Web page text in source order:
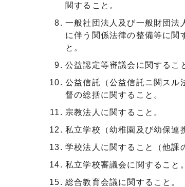
関すること。
一般社団法人及び一般財団法
に伴う関係法律の整備等に関
と。
公益認定等審議会に関するこ
公益信託（公益信託ニ関スル
督の総括に関すること。
宗教法人に関すること。
私立学校（幼稚園及び幼保連
学校法人に関すること（他課
私立学校審議会に関すること。
総合教育会議に関すること。